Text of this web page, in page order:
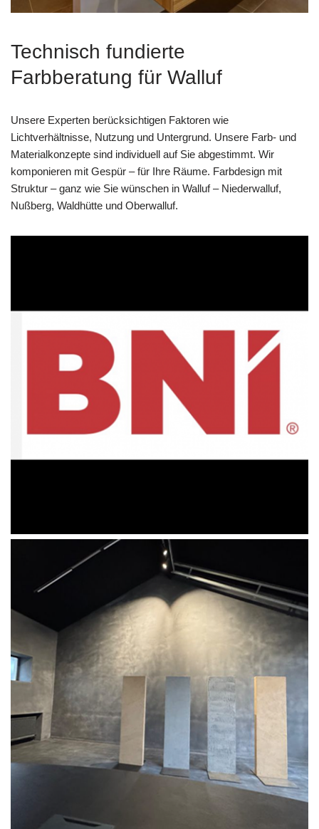
Technisch fundierte
Farbberatung für Walluf
Unsere Experten berücksichtigen Faktoren wie
Lichtverhältnisse, Nutzung und Untergrund. Unsere Farb- und
Materialkonzepte sind individuell auf Sie abgestimmt. Wir
komponieren mit Gespür – für Ihre Räume. Farbdesign mit
Struktur – ganz wie Sie wünschen in Walluf – Niederwalluf,
Nußberg, Waldhütte und Oberwalluf.